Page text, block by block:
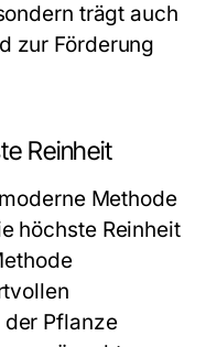
trägt auch
zur Förderung
Reinheit
Methode
höchste Reinheit
der Pflanze